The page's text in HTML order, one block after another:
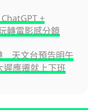
+
轉電影感分鏡
天文台預告明午
應遷就上下班